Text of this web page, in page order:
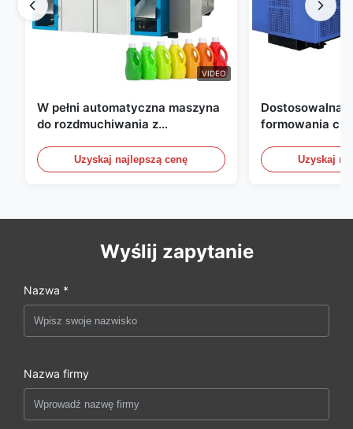
VIDEO
W pełni automatyczna maszyna
do rozdmuchiwania z
rozdmuchiwania butelek HDPE
Uzyskaj najlepszą cenę
Dostosowalna
formowania
Automatyczne
formowania
Uzyskaj
Wyślij zapytanie
Nazwa *
Nazwa firmy